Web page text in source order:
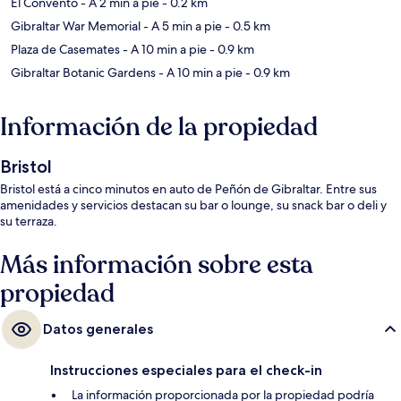
Gibraltar War Memorial- A 5 min a pie- 0.5 km
Plaza de Casemates- A 10 min a pie- 0.9 km
Gibraltar Botanic Gardens- A 10 min a pie- 0.9 km
Información de la propiedad
Bristol
Bristol está a cinco minutos en auto de Peñón de Gibraltar. Entre sus
amenidades y servicios destacan su bar o lounge, su snack bar o deli y
su terraza.
Más información sobre esta
propiedad
Datos generales
Instrucciones especiales para el check-in
La información proporcionada por la propiedad podría